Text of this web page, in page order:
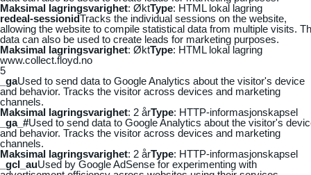
Maksimal lagringsvarighet: ØktType: HTML lokal lagring
redeal-sessionidTracks the individual sessions on the website,
allowing the website to compile statistical data from multiple visits.
data can also be used to create leads for marketing purposes.
Maksimal lagringsvarighet: ØktType: HTML lokal lagring
www.collect.floyd.no
5
_gaUsed to send data to Google Analytics about the visitor's device
and behavior. Tracks the visitor across devices and marketing
channels.
Maksimal lagringsvarighet: 2 årType: HTTP-informasjonskapsel
_ga_#Used to send data to Google Analytics about the visitor's
and behavior. Tracks the visitor across devices and marketing
channels.
Maksimal lagringsvarighet: 2 årType: HTTP-informasjonskapsel
_gcl_auUsed by Google AdSense for experimenting with